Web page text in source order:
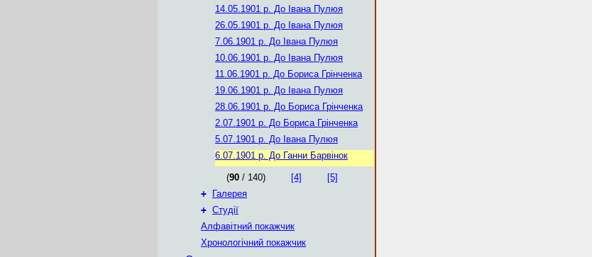
14.05.1901 р. До Івана Пулюя
26.05.1901 р. До Івана Пулюя
7.06.1901 р. До Івана Пулюя
10.06.1901 р. До Івана Пулюя
11.06.1901 р. До Бориса Грінченка
19.06.1901 р. До Івана Пулюя
28.06.1901 р. До Бориса Грінченка
2.07.1901 р. До Бориса Грінченка
5.07.1901 р. До Івана Пулюя
6.07.1901 р. До Ганни Барвінок
(90 / 140) [4]
[5]
+
Галерея
+ Студії
Алфавітний покажчик
Хронологічний покажчик